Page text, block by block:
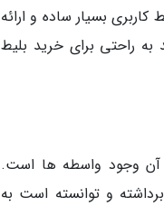
کاربری بسیار ساده و ارائه
به راحتی برای خرید بلیط
آن وجود واسطه ها است.
و توانسته است به